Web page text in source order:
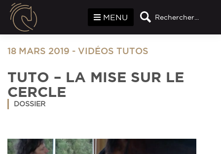
Rechercher...
MENU
18 MARS 2019 - VIDÉOS TUTOS
TUTO – LA MISE SUR LE
CERCLE
DOSSIER
Panneau de gestion des cookies